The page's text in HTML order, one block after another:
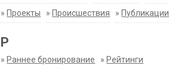
» Проекты » Происшествия » Публикации
Р
» Раннее бронирование » Рейтинги